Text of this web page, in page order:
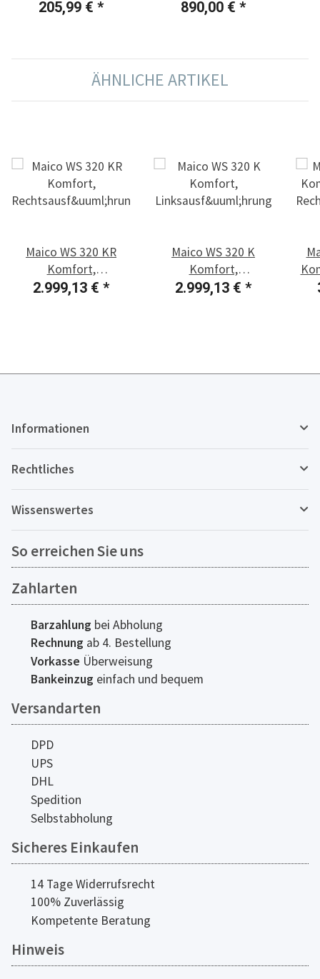
205,99 € * 890,00 € *
ÄHNLICHE ARTIKEL
Maico WS 320 KR
Komfort,
Rechtsausführung
2.999,13 € *
Maico WS 320 K
Komfort,
Linksausführung
2.999,13 € *
Informationen
Rechtliches
Wissenswertes
So erreichen Sie uns
Zahlarten
Barzahlung bei Abholung
Rechnung ab 4. Bestellung
Vorkasse Überweisung
Bankeinzug einfach und bequem
Versandarten
DPD
UPS
DHL
Spedition
Selbstabholung
Sicheres Einkaufen
14 Tage Widerrufsrecht
100% Zuverlässig
Kompetente Beratung
Hinweis